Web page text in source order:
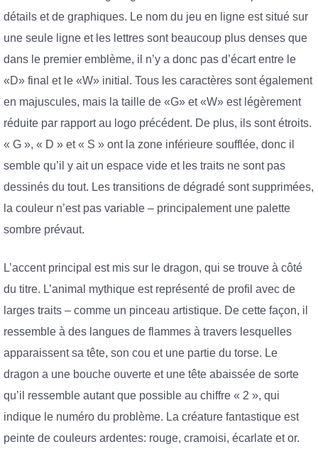
détails et de graphiques. Le nom du jeu en ligne est situé sur
une seule ligne et les lettres sont beaucoup plus denses que
dans le premier emblème, il n’y a donc pas d’écart entre le
«D» final et le «W» initial. Tous les caractères sont également
en majuscules, mais la taille de «G» et «W» est légèrement
réduite par rapport au logo précédent. De plus, ils sont étroits.
« G », « D » et « S » ont la zone inférieure soufflée, donc il
semble qu’il y ait un espace vide et les traits ne sont pas
dessinés du tout. Les transitions de dégradé sont supprimées,
la couleur n’est pas variable – principalement une palette
sombre prévaut.
L’accent principal est mis sur le dragon, qui se trouve à côté
du titre. L’animal mythique est représenté de profil avec de
larges traits – comme un pinceau artistique. De cette façon, il
ressemble à des langues de flammes à travers lesquelles
apparaissent sa tête, son cou et une partie du torse. Le
dragon a une bouche ouverte et une tête abaissée de sorte
qu’il ressemble autant que possible au chiffre « 2 », qui
indique le numéro du problème. La créature fantastique est
peinte de couleurs ardentes: rouge, cramoisi, écarlate et or.